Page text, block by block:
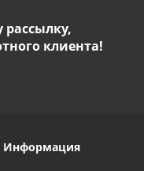
клиента!
Информация